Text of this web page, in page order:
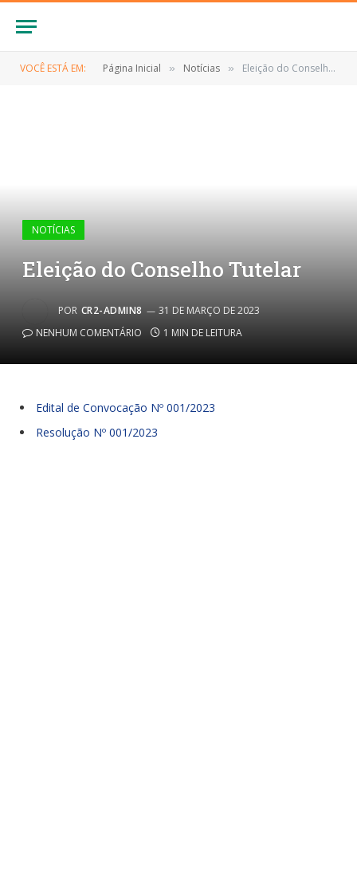
VOCÊ ESTÁ EM: Página Inicial » Notícias » Eleição do Conselho Tutelar
NOTÍCIAS
Eleição do Conselho Tutelar
POR CR2-ADMIN8
31 DE MARÇO DE 2023
NENHUM COMENTÁRIO
1 MIN DE LEITURA
Edital de Convocação Nº 001/2023
Resolução Nº 001/2023